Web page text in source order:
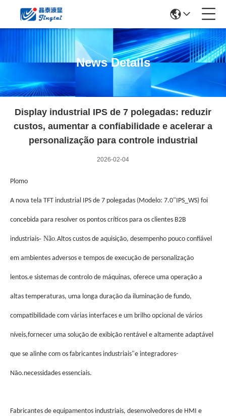
News Details
Display industrial IPS de 7 polegadas: reduzir
custos, aumentar a confiabilidade e acelerar a
personalização para controle industrial
2026-02-04
Plomo
A nova tela TFT industrial IPS de 7 polegadas (Modelo: 7.0"IPS_WS) foi
concebida para resolver os pontos críticos para os clientes B2B
industriais- Não.Altos custos de aquisição, desempenho pouco confiável
em ambientes adversos e tempos de execução de personalização
lentos.e sistemas de controlo de máquinas, oferece uma operação a
altas temperaturas, uma longa duração da iluminação de fundo,
compatibilidade com várias interfaces e um brilho opcional de vários
níveis,fornecer uma solução de exibição rentável e altamente adaptável
que se alinhe com os fabricantes industriais"e integradores-
Não.necessidades essenciais.
Fabricantes de equipamentos industriais, desenvolvedores de HMI e